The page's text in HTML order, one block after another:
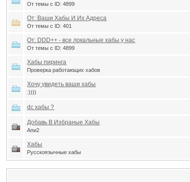
От темы с ID: 4899
От: Ваши Хабы И Их Адреса
От темы с ID: 401
От: DDD++ - все локальные хабы у нас
От темы с ID: 4899
Хабы пиринга
Проверка работающих хабов
Хочу увидеть ваши хабы
:))))
dc хабы ?
Добавь В Избраные Хабы
Апи2
Хабы
Русскоязычные хабы